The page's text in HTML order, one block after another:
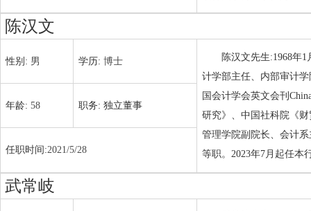
陈汉文
性别: 男 学历: 博士
陈汉文先生:1968年
计学部主任、内部审计
国会计学会英文会刊
研究》、中国社科院《
管理学院副院长、会计
等职。2023年7月起任本
年龄: 58 职务: 独立董事
任职时间:2021/5/28
武常岐